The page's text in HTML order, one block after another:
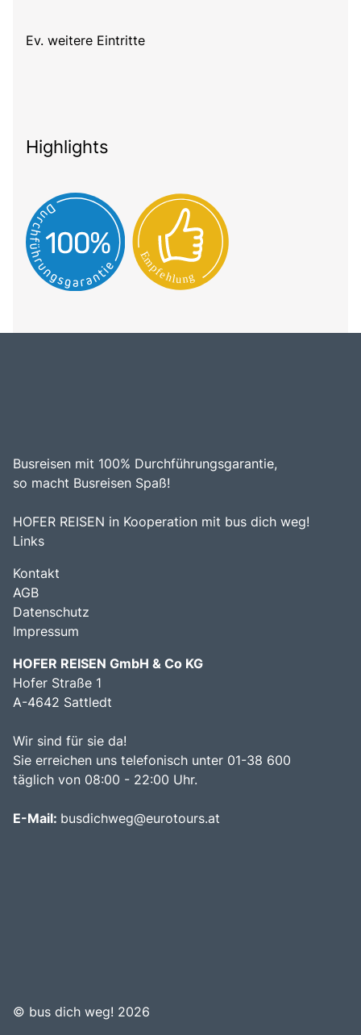
Ev. weitere Eintritte
Highlights
Busreisen mit 100% Durchführungsgarantie,
so macht Busreisen Spaß!
HOFER REISEN in Kooperation mit bus dich weg!
Links
Kontakt
AGB
Datenschutz
Impressum
HOFER REISEN GmbH & Co KG
Hofer Straße 1
A-4642 Sattledt
Wir sind für sie da!
Sie erreichen uns telefonisch unter 01-38 600
täglich von 08:00 - 22:00 Uhr.
E-Mail: busdichweg@eurotours.at
© bus dich weg! 2026